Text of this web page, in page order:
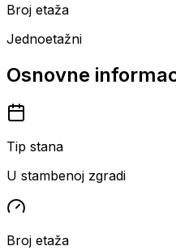
Broj etaža
Jednoetažni
Osnovne
Tip stana
U stambenoj zgradi
Broj etaža